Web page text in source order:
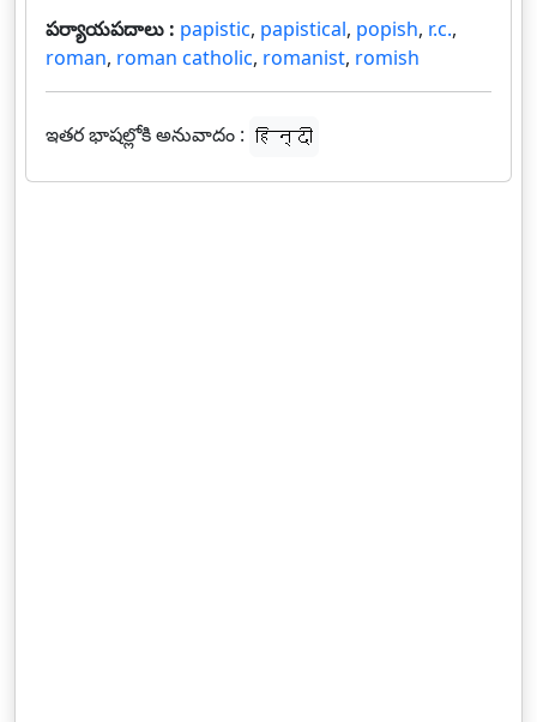
పర్యాయపదాలు : papistic, papistical, popish, r.c.,
roman, roman catholic, romanist, romish
ఇతర భాషల్లోకి అనువాదం : हिन्दी